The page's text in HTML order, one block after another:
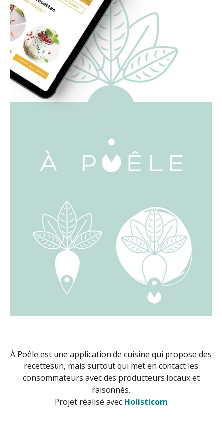
À Poêle est une application de cuisine qui propose des
recettesun, mais surtout qui met en contact les
consommateurs avec des producteurs locaux et
raisonnés.
Projet réalisé avec Holisticom